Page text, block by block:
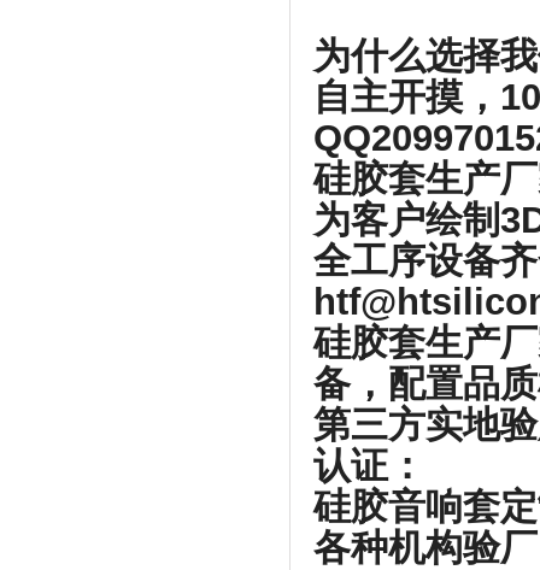
为什么选择
自主开摸，
硅胶套生产
为客户绘制
全工序设备
硅胶套生产
备，配置品
第三方实地
认证：
硅胶音响套
各种机构验